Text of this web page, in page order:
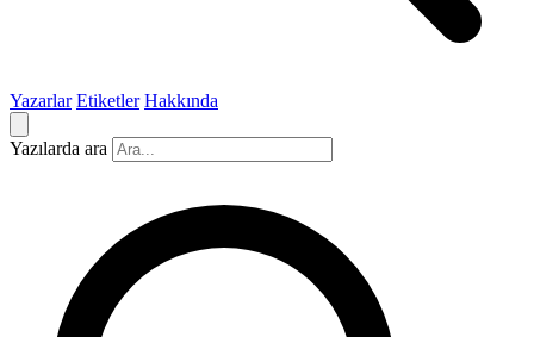
Yazarlar Etiketler Hakkında
Yazılarda ara